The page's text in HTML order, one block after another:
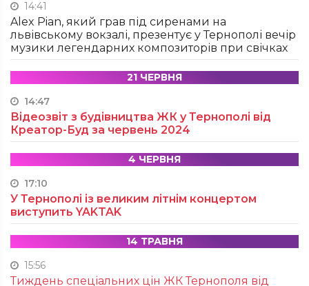
14:41
Alex Pian, який грав під сиренами на
львівському вокзалі, презентує у Тернополі вечір
музики легендарних композиторів при свічках
21 ЧЕРВНЯ
14:47
Відеозвіт з будівництва ЖК у Тернополі від
Креатор-Буд за червень 2024
4 ЧЕРВНЯ
17:10
У Тернополі із великим літнім концертом
виступить YAKTAK
14 ТРАВНЯ
15:56
Тиждень спеціальних цін ЖК Тернополя від